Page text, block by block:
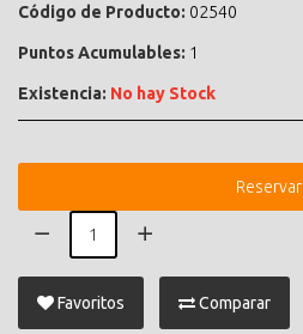
Código de Producto: 02540
Puntos Acumulables: 1
Existencia: No hay Stock
Reservar
Favoritos Comparar